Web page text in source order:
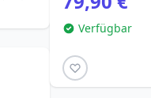
(1)
Loungefly
Verfügbar